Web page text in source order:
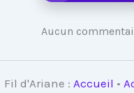
Aucun
Fil d'Ariane : Accueil •